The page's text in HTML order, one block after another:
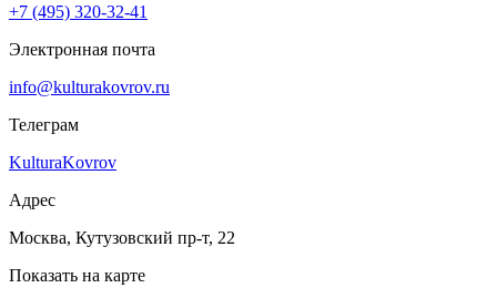
+7 (495) 320-32-41
Электронная почта
info@kulturakovrov.ru
Телеграм
KulturaKovrov
Адрес
Москва, Кутузовский пр-т, 22
Показать на карте